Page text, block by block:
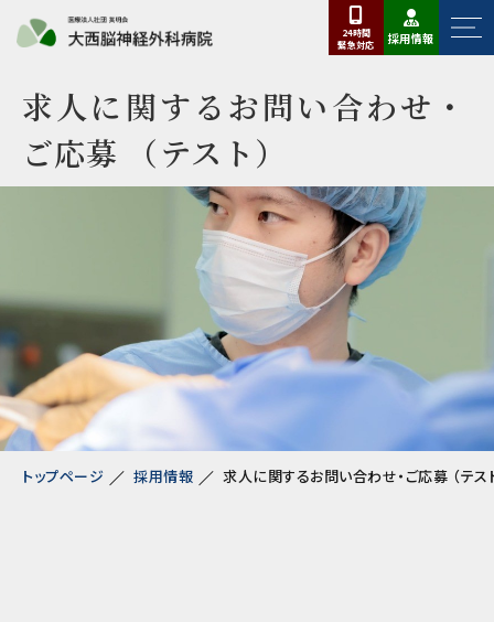
24時間
緊急対応 採用情報
求人に関するお問い合わせ・
ご応募 （テスト）
トップページ 採用情報 求人に関するお問い合わせ・ご応募 （テス